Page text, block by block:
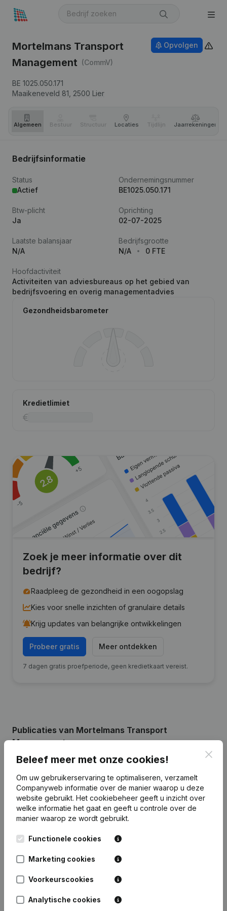
Mortelmans Transport
Management (CommV)
BE 1025.050.171
Maaikeneveld 81, 2500 Lier
Opvolgen
Algemeen Bestuur Structuur Locaties Tijdlijn Jaar­rekeningen
Bedrijfsinformatie
Status
Actief
Ondernemingsnummer
BE1025.050.171
Btw-plicht
Ja
Oprichting
02-07-2025
Laatste balansjaar
N/A
Bedrijfsgrootte
N/A
0 FTE
Hoofdactiviteit
Activiteiten van adviesbureaus op het gebied van
bedrijfsvoering en overig managementadvies
Gezondheidsbarometer
Kredietlimiet
Zoek je meer informatie over dit
bedrijf?
Raadpleeg de gezondheid in een oogopslag
Kies voor snelle inzichten of granulaire details
Krijg updates van belangrijke ontwikkelingen
Probeer gratis Meer ontdekken
7 dagen gratis proefperiode, geen kredietkaart vereist.
Publicaties van Mortelmans Transport
Management
Datum Publicatie
04-07-2025
Rubriek Oprichting (Nieuwe
Rechtspersoon, Opening Bijkantoor,
enz...)
Veelgestelde vragen
Wat is het btw-nummer van Mortelmans
Beleef meer met onze cookies!
Om uw gebruikerservaring te optimaliseren, verzamelt
Companyweb informatie over de manier waarop u deze
website gebruikt. Het cookiebeheer geeft u inzicht over
welke informatie het gaat en geeft u controle over de
manier waarop ze wordt gebruikt.
Functionele cookies
Marketing cookies
Voorkeurscookies
Analytische cookies